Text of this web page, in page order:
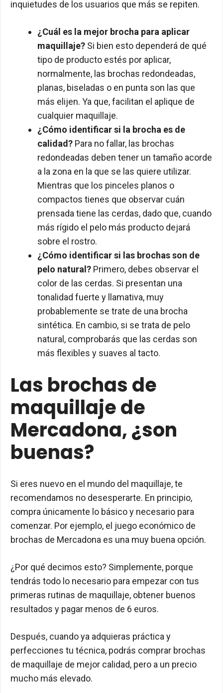
inquietudes de los usuarios que más se repiten.
¿Cuál es la mejor brocha para aplicar
maquillaje? Si bien esto dependerá de qué
tipo de producto estés por aplicar,
normalmente, las brochas redondeadas,
planas, biseladas o en punta son las que
más elijen. Ya que, facilitan el aplique de
cualquier maquillaje.
¿Cómo identificar si la brocha es de
calidad? Para no fallar, las brochas
redondeadas deben tener un tamaño acorde
a la zona en la que se las quiere utilizar.
Mientras que los pinceles planos o
compactos tienes que observar cuán
prensada tiene las cerdas, dado que, cuando
más rígido el pelo más producto dejará
sobre el rostro.
¿Cómo identificar si las brochas son de
pelo natural? Primero, debes observar el
color de las cerdas. Si presentan una
tonalidad fuerte y llamativa, muy
probablemente se trate de una brocha
sintética. En cambio, si se trata de pelo
natural, comprobarás que las cerdas son
más flexibles y suaves al tacto.
Las brochas de
maquillaje de
Mercadona, ¿son
buenas?
Si eres nuevo en el mundo del maquillaje, te
recomendamos no desesperarte. En principio,
compra únicamente lo básico y necesario para
comenzar. Por ejemplo, el juego económico de
brochas de Mercadona es una muy buena opción.
¿Por qué decimos esto? Simplemente, porque
tendrás todo lo necesario para empezar con tus
primeras rutinas de maquillaje, obtener buenos
resultados y pagar menos de 6 euros.
Después, cuando ya adquieras práctica y
perfecciones tu técnica, podrás comprar brochas
de maquillaje de mejor calidad, pero a un precio
mucho más elevado.